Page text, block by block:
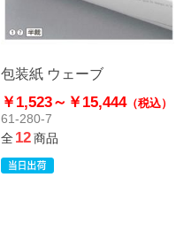
包装紙 ウェーブ
￥1,523～ ￥15,444（税込）
61-280-7
全12商品